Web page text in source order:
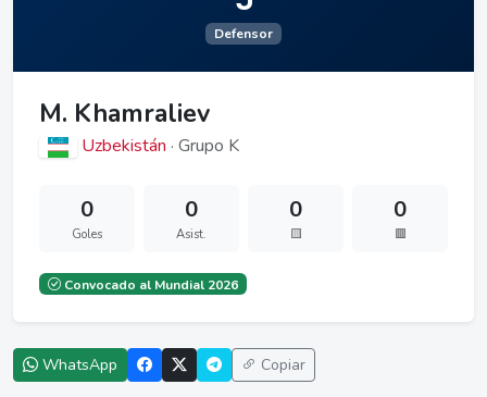
Defensor
M. Khamraliev
Uzbekistán · Grupo K
0
Goles
0
Asist.
0
🟨
0
🟥
Convocado al Mundial 2026
WhatsApp Copiar